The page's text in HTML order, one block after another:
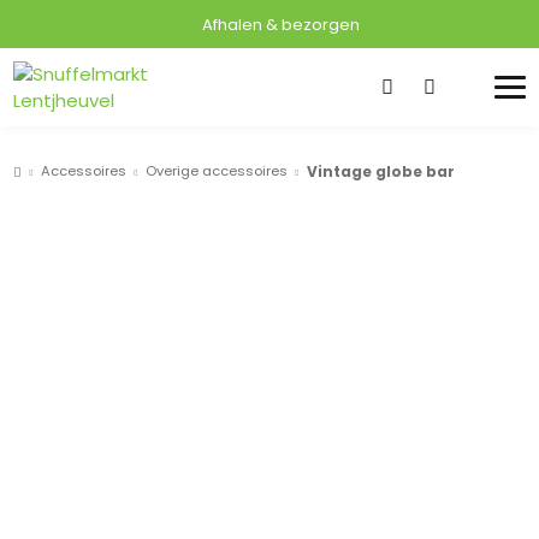
Afhalen & bezorgen
Accessoires Overige accessoires Vintage globe bar